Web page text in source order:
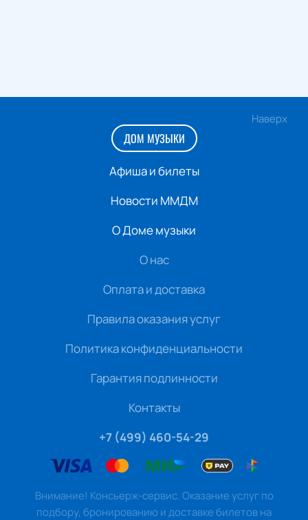
Наверх
ДОМ МУЗЫКИ
Афиша и билеты
Новости ММДМ
О Доме музыки
О нас
Оплата и доставка
Правила оказания услуг
Политика конфиденциальности
Гарантия подлинности
Контакты
+7 (499) 460-54-29
Внимание! Консьерж-сервис. Оказание услуг по
подбору, бронированию и доставке билетов на